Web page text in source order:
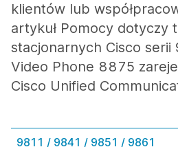
klientów lub
artykuł Pomocy dotyczy
stacjonarnych Cisco serii
Video Phone 8875
Cisco Unified
9811 / 9841 / 9851 / 9861